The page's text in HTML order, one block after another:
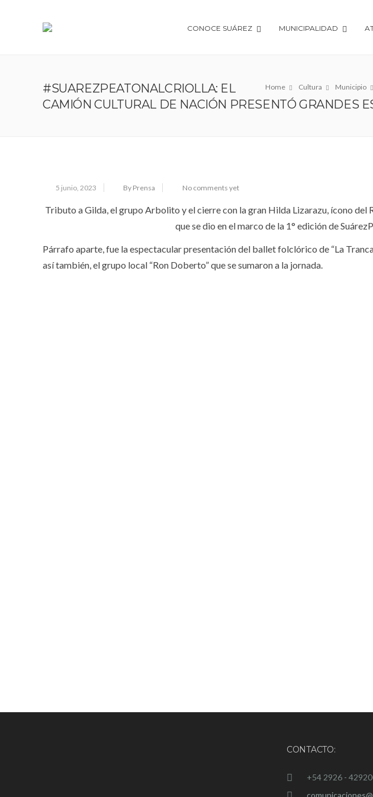
CONOCE SUÁREZ MUNICIPALIDAD
Home Cultura Municipio
#SUAREZPEATONALCRIOLLA: EL
CAMIÓN CULTURAL DE NACIÓN PRESENTÓ GRANDES
5 junio, 2023 By Prensa No comments yet
Tributo a Gilda, el grupo Arbolito y el cierre con la gran Hilda Lizarazu, ícono del
que se dio en el marco de la 1° edición de
Párrafo aparte, fue la espectacular presentación del ballet folclórico de “La
así también, el grupo local “Ron Doberto” que se sumaron a la jornada.
CONTACTO:
+54 2926 -